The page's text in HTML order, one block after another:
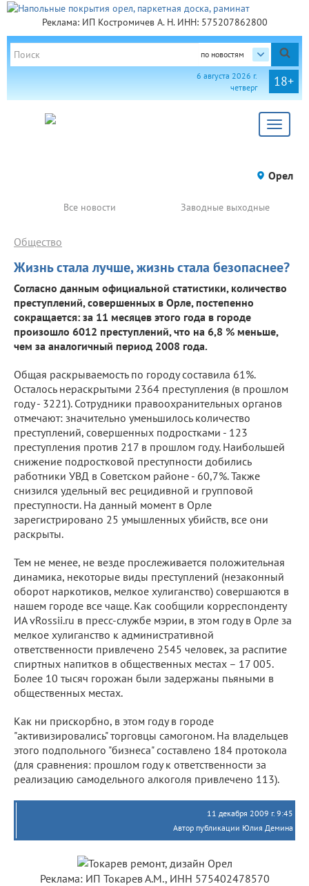
Реклама: ИП Костромичев А. Н. ИНН: 575207862800
по новостям
18+
6 августа 2026 г.
четверг
Toggle
Орел
Все новости Заводные выходные
Жизнь стала лучше, жизнь стала безопаснее?
Общество
Согласно данным официальной статистики, количество
преступлений, совершенных в Орле, постепенно
сокращается: за 11 месяцев этого года в городе
произошло 6012 преступлений, что на 6,8 % меньше,
чем за аналогичный период 2008 года.
Общая раскрываемость по городу составила 61%.
Осталось нераскрытыми 2364 преступления (в прошлом
году - 3221). Сотрудники правоохранительных органов
отмечают: значительно уменьшилось количество
преступлений, совершенных подростками - 123
преступления против 217 в прошлом году. Наибольшей
снижение подростковой преступности добились
работники УВД в Советском районе - 60,7%. Также
снизился удельный вес рецидивной и групповой
преступности. На данный момент в Орле
зарегистрировано 25 умышленных убийств, все они
раскрыты.
Тем не менее, не везде прослеживается положительная
динамика, некоторые виды преступлений (незаконный
оборот наркотиков, мелкое хулиганство) совершаются в
нашем городе все чаще. Как сообщили корреспонденту
ИА vRossii.ru в пресс-службе мэрии, в этом году в Орле за
мелкое хулиганство к административной
ответственности привлечено 2545 человек, за распитие
спиртных напитков в общественных местах – 17 005.
Более 10 тысяч горожан были задержаны пьяными в
общественных местах.
Как ни прискорбно, в этом году в городе
"активизировались" торговцы самогоном. На владельцев
этого подпольного "бизнеса" составлено 184 протокола
(для сравнения: прошлом году к ответственности за
реализацию самодельного алкоголя привлечено 113).
11 декабря 2009 г. 9:45
Автор публикации Юлия Демина
Реклама: ИП Токарев А.М., ИНН 575402478570